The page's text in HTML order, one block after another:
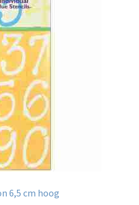
6,5 cm hoog